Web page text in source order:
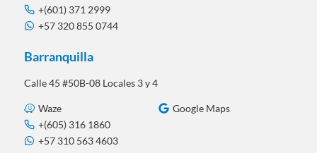
+(601) 371 2999
+57 320 855 0744
Barranquilla
Calle 45 #50B-08 Locales 3 y 4
Waze
Google Maps
+(605) 316 1860
+57 310 563 4603